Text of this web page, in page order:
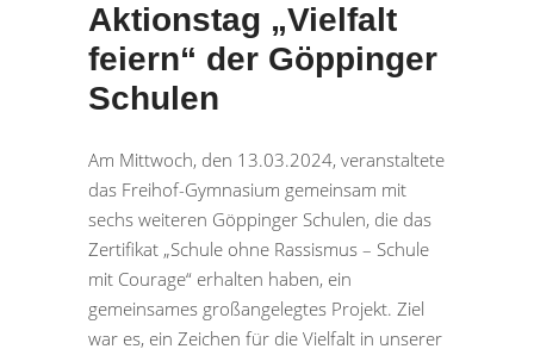
Aktionstag „Vielfalt
feiern“ der Göppinger
Schulen
Am Mittwoch, den 13.03.2024, veranstaltete
das Freihof-Gymnasium gemeinsam mit
sechs weiteren Göppinger Schulen, die das
Zertifikat „Schule ohne Rassismus – Schule
mit Courage“ erhalten haben, ein
gemeinsames großangelegtes Projekt. Ziel
war es, ein Zeichen für die Vielfalt in unserer